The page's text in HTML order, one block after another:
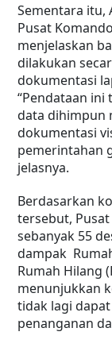
Sementara itu,
Pusat
menjelaskan
dilakukan
dokumentasi
“Pendataan ini
data dihimpun
dokumentasi
pemerintahan
jelasnya.
Berdasarkan
tersebut, Pusat
sebanyak 55
dampak
Rumah Hilang
menunjukkan
tidak lagi
penanganan